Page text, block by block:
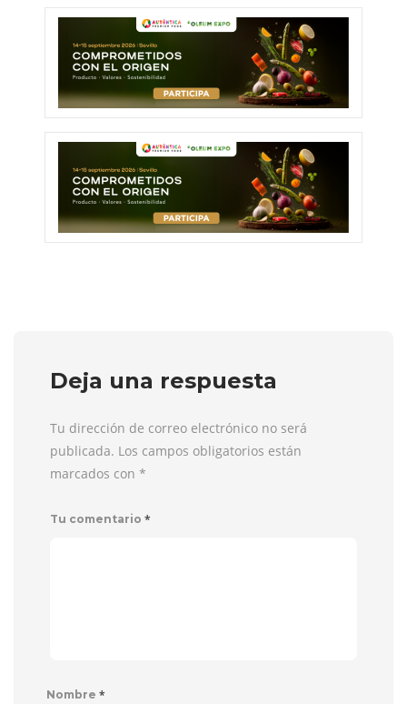
Deja una respuesta
Tu dirección de correo electrónico no será
publicada. Los campos obligatorios están
marcados con *
Tu comentario *
Nombre *